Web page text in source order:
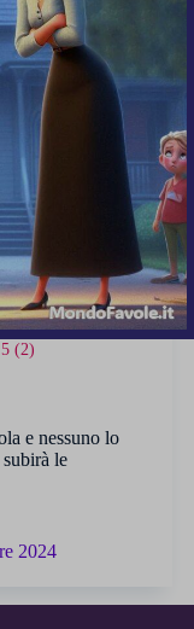
(2)
e nessuno lo
le
2024